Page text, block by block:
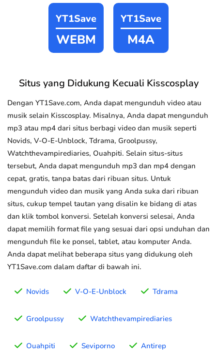
YT1Save
WEBM
YT1Save
M4A
Situs yang Didukung Kecuali Kisscosplay
Dengan YT1Save.com, Anda dapat mengunduh video atau
musik selain Kisscosplay. Misalnya, Anda dapat mengunduh
mp3 atau mp4 dari situs berbagi video dan musik seperti
Novids, V-O-E-Unblock, Tdrama, Groolpussy,
Watchthevampirediaries, Ouahpiti. Selain situs-situs
tersebut, Anda dapat mengunduh mp3 dan mp4 dengan
cepat, gratis, tanpa batas dari ribuan situs. Untuk
mengunduh video dan musik yang Anda suka dari ribuan
situs, cukup tempel tautan yang disalin ke bidang di atas
dan klik tombol konversi. Setelah konversi selesai, Anda
dapat memilih format file yang sesuai dari opsi unduhan dan
mengunduh file ke ponsel, tablet, atau komputer Anda.
Anda dapat melihat beberapa situs yang didukung oleh
YT1Save.com dalam daftar di bawah ini.
Novids V-O-E-Unblock Tdrama
Groolpussy Watchthevampirediaries
Ouahpiti Seviporno Antirep